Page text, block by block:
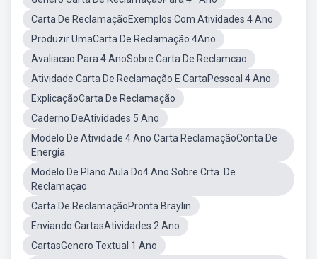
Carta De ReclamaçãoExemplos Com Atividades 4 Ano
Produzir UmaCarta De Reclamação 4Ano
Avaliacao Para 4 AnoSobre Carta De Reclamcao
Atividade Carta De Reclamação E CartaPessoal 4 Ano
ExplicaçãoCarta De Reclamação
Caderno DeAtividades 5 Ano
Modelo De Atividade 4 Ano Carta ReclamaçãoConta De
Energia
Modelo De Plano Aula Do4 Ano Sobre Crta. De
Reclamaçao
Carta De ReclamaçãoPronta Braylin
Enviando CartasAtividades 2 Ano
CartasGenero Textual 1 Ano